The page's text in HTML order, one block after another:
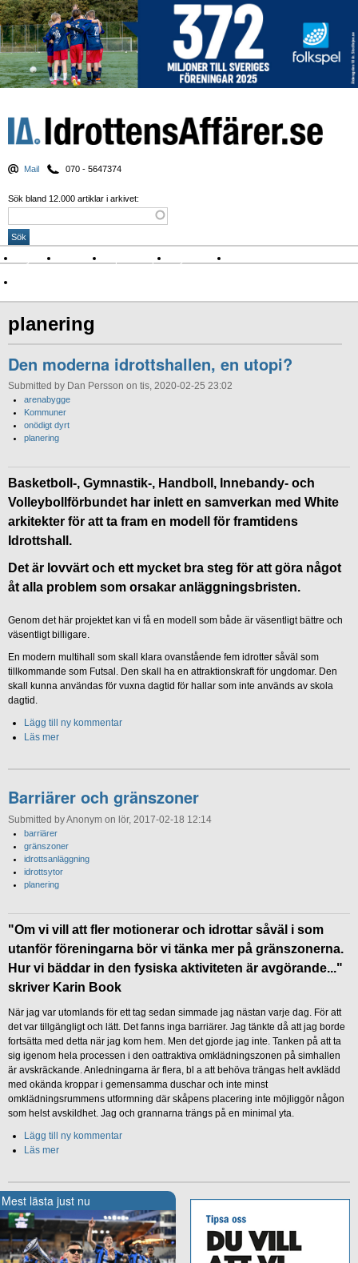
Mail 070 - 5647374
Sök bland 12.000 artiklar i arkivet:
Nyheter Krönikor Sport & spel Nyhetsbrev
planering
Den moderna idrottshallen, en utopi?
Submitted by Dan Persson on tis, 2020-02-25 23:02
arenabygge
Kommuner
onödigt dyrt
planering
Basketboll-, Gymnastik-, Handboll, Innebandy- och
Volleybollförbundet har inlett en samverkan med White
arkitekter för att ta fram en modell för framtidens
Idrottshall.
Det är lovvärt och ett mycket bra steg för att göra något
åt alla problem som orsakar anläggningsbristen.
Genom det här projektet kan vi få en modell som både är väsentligt bättre och
väsentligt billigare.
En modern multihall som skall klara ovanstående fem idrotter såväl som
tillkommande som Futsal. Den skall ha en attraktionskraft för ungdomar. Den
skall kunna användas för vuxna dagtid för hallar som inte används av skola
dagtid.
Lägg till ny kommentar
Läs mer
Barriärer och gränszoner
Submitted by Anonym on lör, 2017-02-18 12:14
barriärer
gränszoner
idrottsanläggning
idrottsytor
planering
"Om vi vill att fler motionerar och idrottar såväl i som
utanför föreningarna bör vi tänka mer på gränszonerna.
Hur vi bäddar in den fysiska aktiviteten är avgörande..."
skriver Karin Book
När jag var utomlands för ett tag sedan simmade jag nästan varje dag. För att
det var tillgängligt och lätt. Det fanns inga barriärer. Jag tänkte då att jag borde
fortsätta med detta när jag kom hem. Men det gjorde jag inte. Tanken på att ta
sig igenom hela processen i den oattraktiva omklädningszonen på simhallen
är avskräckande. Anledningarna är flera, bl a att behöva trängas helt avklädd
med okända kroppar i gemensamma duschar och inte minst
omklädningsrummens utformning där skåpens placering inte möjliggör någon
som helst avskildhet. Jag och grannarna trängs på en minimal yta.
Lägg till ny kommentar
Läs mer
Mest lästa just nu